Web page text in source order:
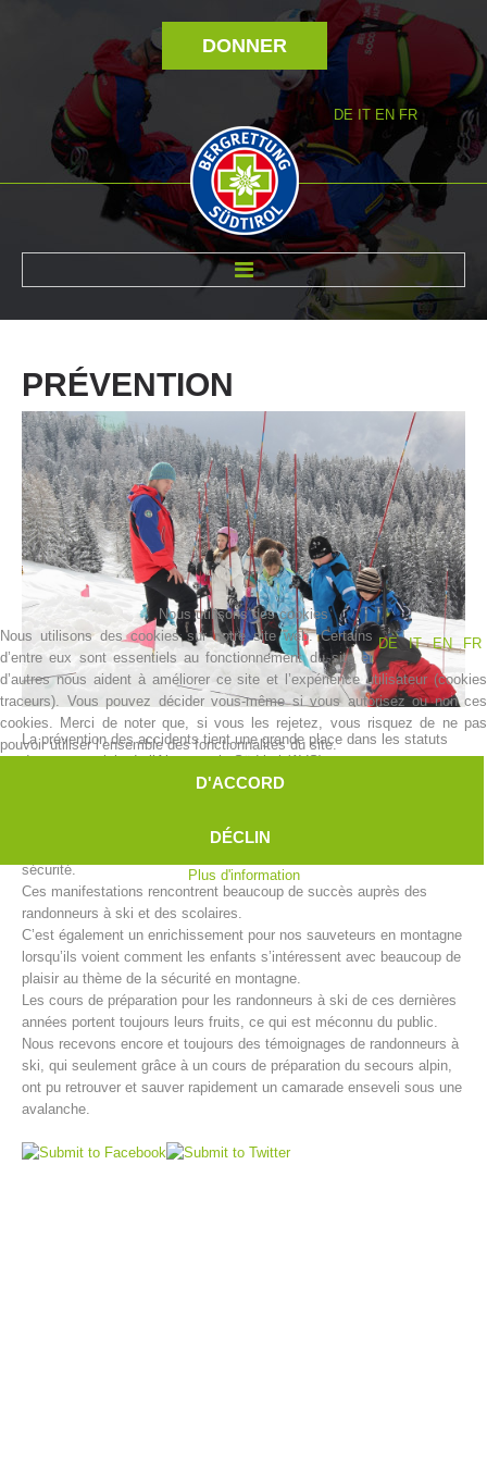
DONNER
DE IT EN FR
Histoire de l'association
PRÉVENTION
La prévention des accidents tient une grande place dans les statuts
du secours alpin de l’Alpenverein Südtirol (AVS).
En silence, les centres de secours alpin accomplissent une tâche, qui
Chaque année au début de l’hiver, les centres de secours alpin
organisent diverses campagnes pour un alpinisme d’hiver en toute
sécurité.
Ces manifestations rencontrent beaucoup de succès auprès des
randonneurs à ski et des scolaires.
C’est également un enrichissement pour nos sauveteurs en montagne
lorsqu’ils voient comment les enfants s’intéressent avec beaucoup de
plaisir au thème de la sécurité en montagne.
Les cours de préparation pour les randonneurs à ski de ces dernières
années portent toujours leurs fruits, ce qui est méconnu du public.
Nous recevons encore et toujours des témoignages de randonneurs à
ski, qui seulement grâce à un cours de préparation du secours alpin,
ont pu retrouver et sauver rapidement un camarade enseveli sous une
avalanche.
Nous utilisons des cookies
DE
IT EN FR
Nous utilisons des cookies sur notre site web. Certains
d’entre eux sont essentiels au fonctionnement du site et
d’autres nous aident à améliorer ce site et l’expérience utilisateur (cookies
traceurs). Vous pouvez décider vous-même si vous autorisez ou non ces
cookies. Merci de noter que, si vous les rejetez, vous risquez de ne pas
pouvoir utiliser l’ensemble des fonctionnalités du site.
D'ACCORD
DÉCLIN
Plus d'information